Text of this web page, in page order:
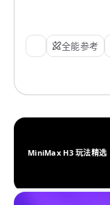
全能参考
MiniMax H3 玩法精选